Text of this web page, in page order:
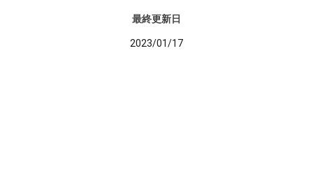
最終更新日
2023/01/17